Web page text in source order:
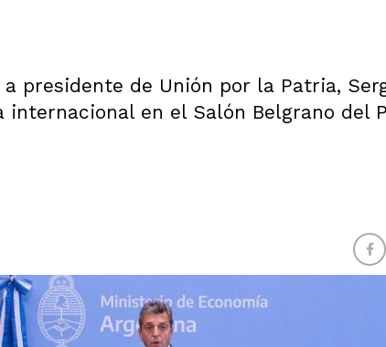
presidente de Unión por la Patria,
en el Salón Belgrano del